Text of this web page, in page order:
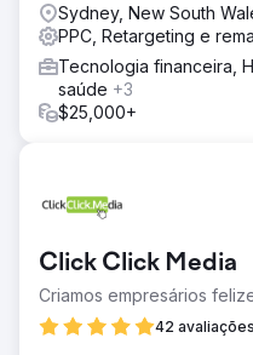
Resultado
O retorno sobre o
aumentou de 1,6x para
pesquisa paga aumentou
aquisição reduzido pela
Sydney, New South
PPC, Retargeting e
Tecnologia financeira,
saúde +3
$25,000+
Click Click Media
Criamos empresários
42 avaliações